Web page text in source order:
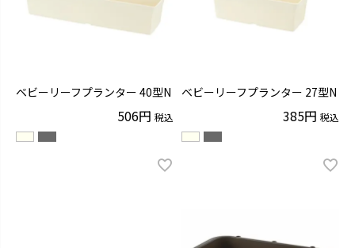
ベビーリーフプランター 40型N
506 税込
ベビーリーフプランター 27型N
385 税込